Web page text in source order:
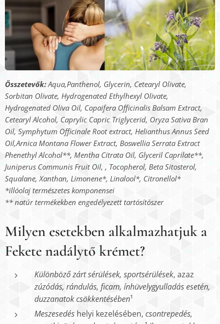
Összetevők:Aqua,Panthenol, Glycerin, Cetearyl Olivate,
Sorbitan Olivate, Hydrogenated Ethylhexyl Olivate,
Hydrogenated Oliva Oil, Copaifera Officinalis Balsam Extract,
Cetearyl Alcohol, Caprylic Capric Triglycerid, Oryza Sativa Bran
Oil, Symphytum Officinale Root extract, Helianthus Annus Seed
Oil,Arnica Montana Flower Extract, Boswellia Serrata Extract
Phenethyl Alcohol**, Mentha Citrata Oil, Glyceril Caprilate**,
Juniperus Communis Fruit Oil, , Tocopherol, Beta Sitosterol,
Squalane, Xanthan, Limonene*, Linalool*, Citronellol*
*illóolaj természetes komponensei
** natúr termékekben engedélyezett tartósítószer
Milyen esetekben alkalmazhatjuk a
Fekete nadálytő krémet?
Különböző zárt sérülések, sportsérülések, azaz
zúzódás, rándulás, ficam, ínhüvelygyulladás esetén,
duzzanatok csökkentésében¹
Meszesedés helyi kezelésében, csontrepedés,